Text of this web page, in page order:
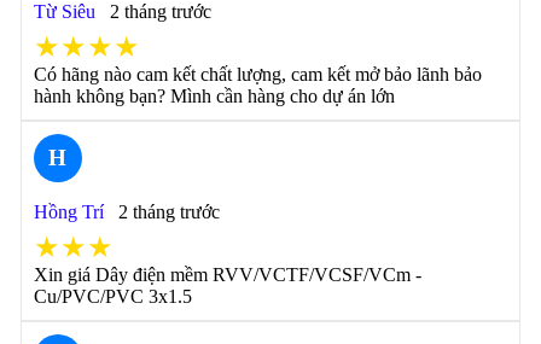
Từ Siêu 2 tháng trước
★★★★
Có hãng nào cam kết chất lượng, cam kết mở bảo lãnh bảo
hành không bạn? Mình cần hàng cho dự án lớn
H
Hồng Trí 2 tháng trước
★★★
Xin giá Dây điện mềm RVV/VCTF/VCSF/VCm -
Cu/PVC/PVC 3x1.5